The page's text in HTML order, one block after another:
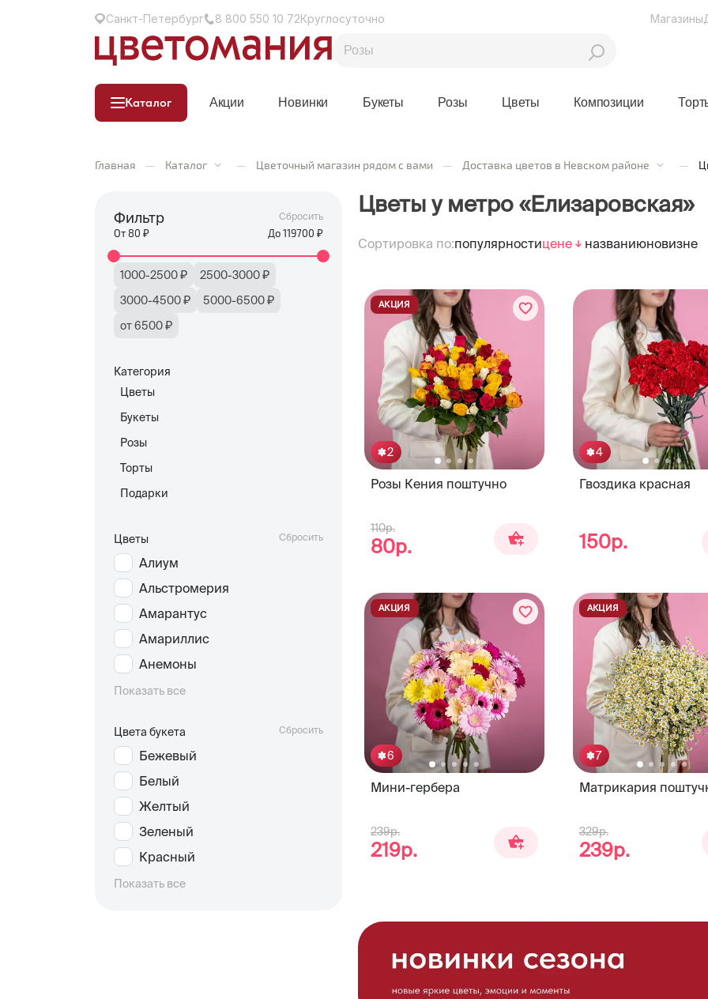
Санкт-Петербург 8 800 550 10 72Круглосуточно Магазины
Каталог Акции Новинки Букеты Розы Цветы Композиции
Главная — Каталог — Цветочный магазин рядом с вами — Доставка цветов в Невском районе —
Фильтр Сбросить
От 80 ₽ До119700 ₽
1000-2500 ₽
2500-3000 ₽
3000-4500 ₽
5000-6500 ₽
от 6500 ₽
Категория
Цветы
Букеты
Розы
Торты
Подарки
Цветы Сбросить
Алиум
Альстромерия
Амарантус
Амариллис
Анемоны
Показать все
Цвета букета Сбросить
Бежевый
Белый
Желтый
Зеленый
Красный
Показать все
Цветы у метро «Елизаровская»
Сортировка по:популярностицене названиюновизне
2
Розы Кения поштучно
АКЦИЯ
110р.
80р.
4
Гвоздика красная
150р.
6
Мини-гербера
АКЦИЯ
239р.
219р.
7
Матрикария
АКЦИЯ
329р.
239р.